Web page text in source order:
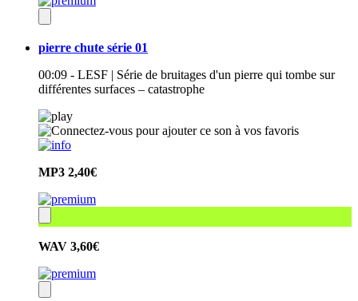
pierre chute série 01
00:09 - LESF | Série de bruitages d'un pierre qui tombe sur
différentes surfaces – catastrophe
MP3 2,40€
WAV 3,60€